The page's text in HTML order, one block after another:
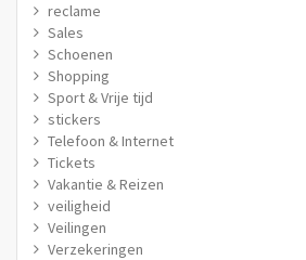
reclame
Sales
Schoenen
Shopping
Sport & Vrije tijd
stickers
Telefoon & Internet
Tickets
Vakantie & Reizen
veiligheid
Veilingen
Verzekeringen